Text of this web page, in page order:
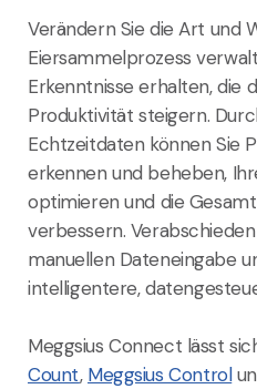
Verändern Sie die Art und
Eiersammelprozess
Erkenntnisse erhalten, die
Produktivität steigern.
Echtzeitdaten können Sie
erkennen und beheben,
optimieren und die
verbessern.
manuellen Dateneingabe
intelligentere,
Meggsius Connect lässt
Count, Meggsius Control